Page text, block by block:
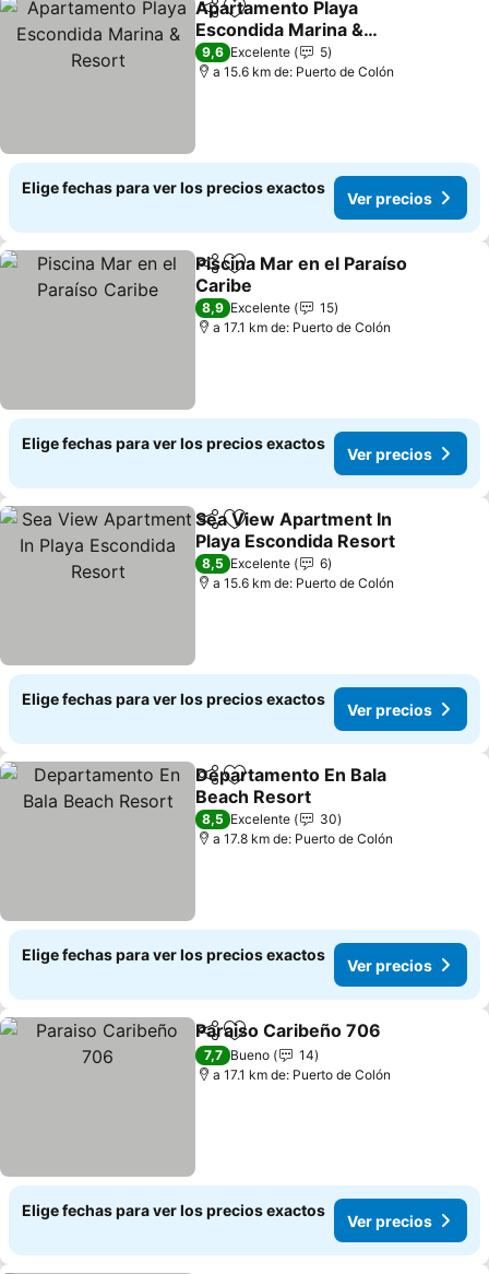
CompartirAgregar a favoritos
Apartamento Playa
Escondida Marina &
Resort
9,6 Excelente
5
a 15.6 km de: Puerto de Colón
Elige fechas para ver los precios exactos
Ver precios
CompartirAgregar a favoritos
Piscina Mar en el Paraíso
Caribe
8,9 Excelente
15
a 17.1 km de: Puerto de Colón
Elige fechas para ver los precios exactos
Ver precios
CompartirAgregar a favoritos
Sea View Apartment In
Playa Escondida Resort
8,5 Excelente
6
a 15.6 km de: Puerto de Colón
Elige fechas para ver los precios exactos
Ver precios
CompartirAgregar a favoritos
Departamento En Bala
Beach Resort
8,5 Excelente
30
a 17.8 km de: Puerto de Colón
Elige fechas para ver los precios exactos
Ver precios
CompartirAgregar a favoritos
Paraiso Caribeño 706
7,7 Bueno
14
a 17.1 km de: Puerto de Colón
Elige fechas para ver los precios exactos
Ver precios